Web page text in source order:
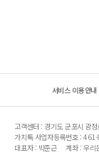
서비스 이용안내
고객센터 : 경기도 군포시 광
가치톡 사업자등록번호 :
대표자 : 박준근
계좌 : 우